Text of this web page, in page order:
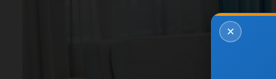
✕